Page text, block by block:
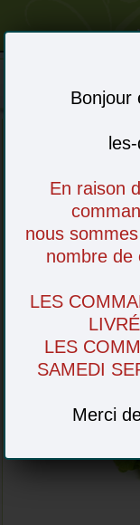
Bonjour
En raison
nous
nombre de
LES
LES
SAMEDI
Merci
retirer en
Salade